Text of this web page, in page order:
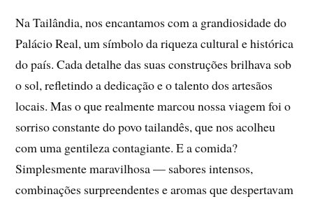
Na Tailândia, nos encantamos com a grandiosidade do
Palácio Real, um símbolo da riqueza cultural e histórica
do país. Cada detalhe das suas construções brilhava sob
o sol, refletindo a dedicação e o talento dos artesãos
locais. Mas o que realmente marcou nossa viagem foi o
sorriso constante do povo tailandês, que nos acolheu
com uma gentileza contagiante. E a comida?
Simplesmente maravilhosa — sabores intensos,
combinações surpreendentes e aromas que despertavam